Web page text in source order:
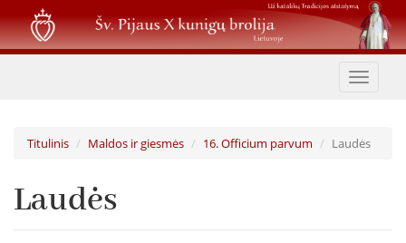
Pereiti
į
pagrindinį
Toggle
Titulinis Maldos ir giesmės 16. Officium parvum Laudės
Laudės